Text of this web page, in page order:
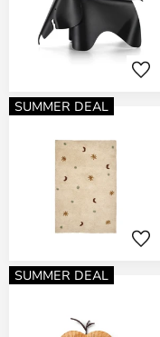
SUMMER DEAL
SUMMER DEAL